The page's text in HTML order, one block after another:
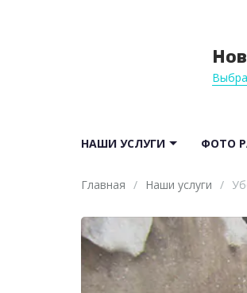
НАШИ УСЛУГИ ФОТО
Главная / Наши услуги /